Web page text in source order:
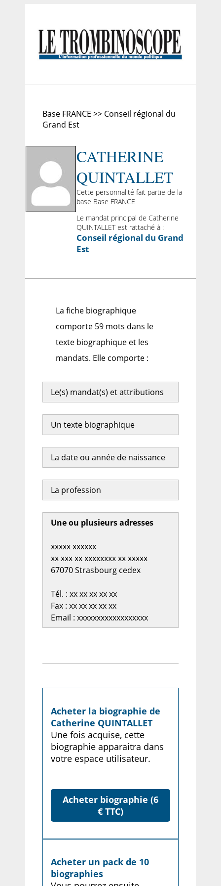
Base FRANCE >> Conseil régional du
Grand Est
CATHERINE
QUINTALLET
Cette personnalité fait partie de la
base Base FRANCE
Le mandat principal de Catherine
QUINTALLET est rattaché à :
Conseil régional du Grand
Est
La fiche biographique
comporte 59 mots dans le
texte biographique et les
mandats. Elle comporte :
Le(s) mandat(s) et attributions
Un texte biographique
La date ou année de naissance
La profession
Une ou plusieurs adresses
xxxxx xxxxxx
xx xxx xx xxxxxxxx xx xxxxx
67070 Strasbourg cedex
Tél. : xx xx xx xx xx
Fax : xx xx xx xx xx
Email : xxxxxxxxxxxxxxxxxx
Acheter la biographie de
Catherine QUINTALLET
Une fois acquise, cette
biographie apparaitra dans
votre espace utilisateur.
Acheter biographie (6
€ TTC)
Acheter un pack de 10
biographies